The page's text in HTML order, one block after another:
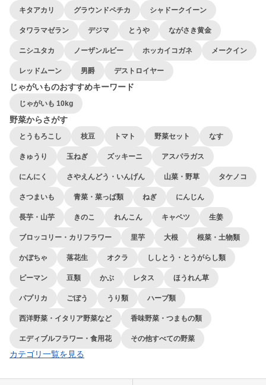
キタアカリ グラウンドペチカ シャドークイーン
タワラマゼラン デジマ とうや ながさき黄金
ニシユタカ ノーザンルビー ホッカイコガネ メークイン
レッドムーン 男爵 デストロイヤー
じゃがいものおすすめキーワード
じゃがいも 10kg
野菜からさがす
とうもろこし 枝豆 トマト 野菜セット なす
きゅうり 玉ねぎ ズッキーニ アスパラガス
にんにく さやえんどう・いんげん 山菜・野草 タケノコ
さつまいも 青菜・菜っぱ類 ねぎ にんじん
長芋・山芋 きのこ れんこん キャベツ 生姜
ブロッコリー・カリフラワー 里芋 大根 根菜・土物類
かぼちゃ 落花生 オクラ ししとう・とうがらし類
ピーマン 豆類 かぶ レタス ほうれん草
パプリカ ごぼう うり類 ハーブ類
西洋野菜・イタリア野菜など 香味野菜・つまもの類
エディブルフラワー・食用花 その他すべての野菜
カテゴリ一覧を見る